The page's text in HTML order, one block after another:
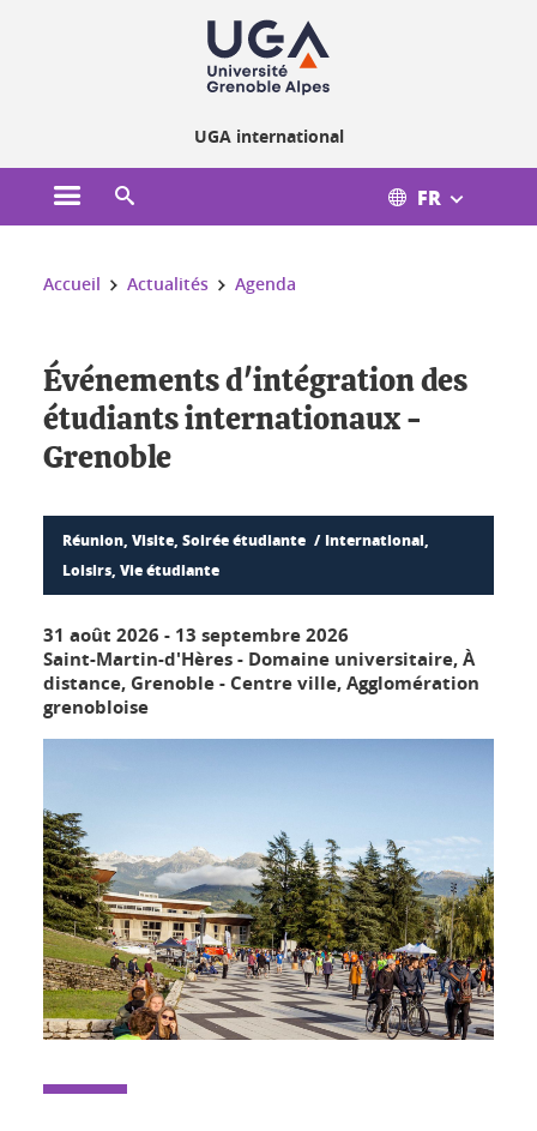
UGA international
Ouvrir le menu principal FR
Vous êtes ici :
Accueil Actualités Agenda
Événements d'intégration des
étudiants internationaux -
Grenoble
Réunion, Visite, Soirée étudiante
International,
Loisirs, Vie étudiante
31 août 2026 - 13 septembre 2026
Saint-Martin-d'Hères - Domaine universitaire, À
distance, Grenoble - Centre ville, Agglomération
grenobloise